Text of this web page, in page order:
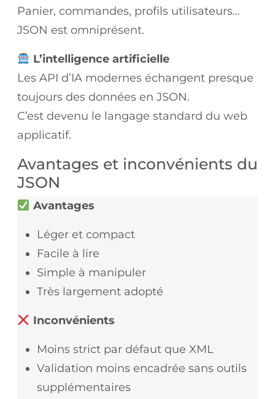
Panier, commandes, profils utilisateurs…
JSON est omniprésent.
L’intelligence artificielle
Les API d’IA modernes échangent presque
toujours des données en JSON.
C’est devenu le langage standard du web
applicatif.
Avantages et inconvénients du
JSON
Avantages
Léger et compact
Facile à lire
Simple à manipuler
Très largement adopté
Inconvénients
Moins strict par défaut que XML
Validation moins encadrée sans outils
supplémentaires